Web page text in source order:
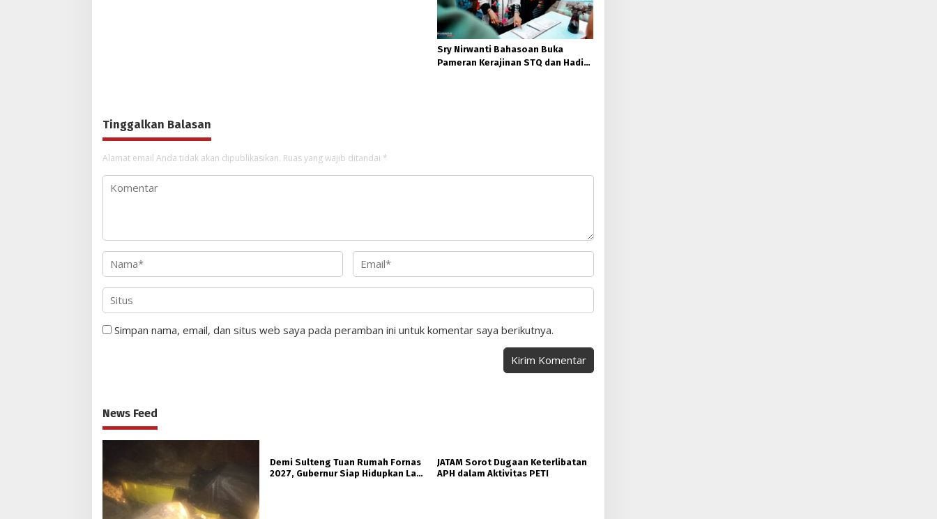
Sry Nirwanti Bahasoan Buka
Pameran Kerajinan STQ dan Hadits
Tinggalkan Balasan
Alamat email Anda tidak akan dipublikasikan. Ruas yang wajib ditandai *
Simpan nama, email, dan situs web saya pada peramban ini untuk komentar saya berikutnya.
News Feed
Demi Sulteng Tuan Rumah Fornas
2027, Gubernur Siap Hidupkan Lagi
JATAM Sorot Dugaan Keterlibatan
APH dalam Aktivitas PETI